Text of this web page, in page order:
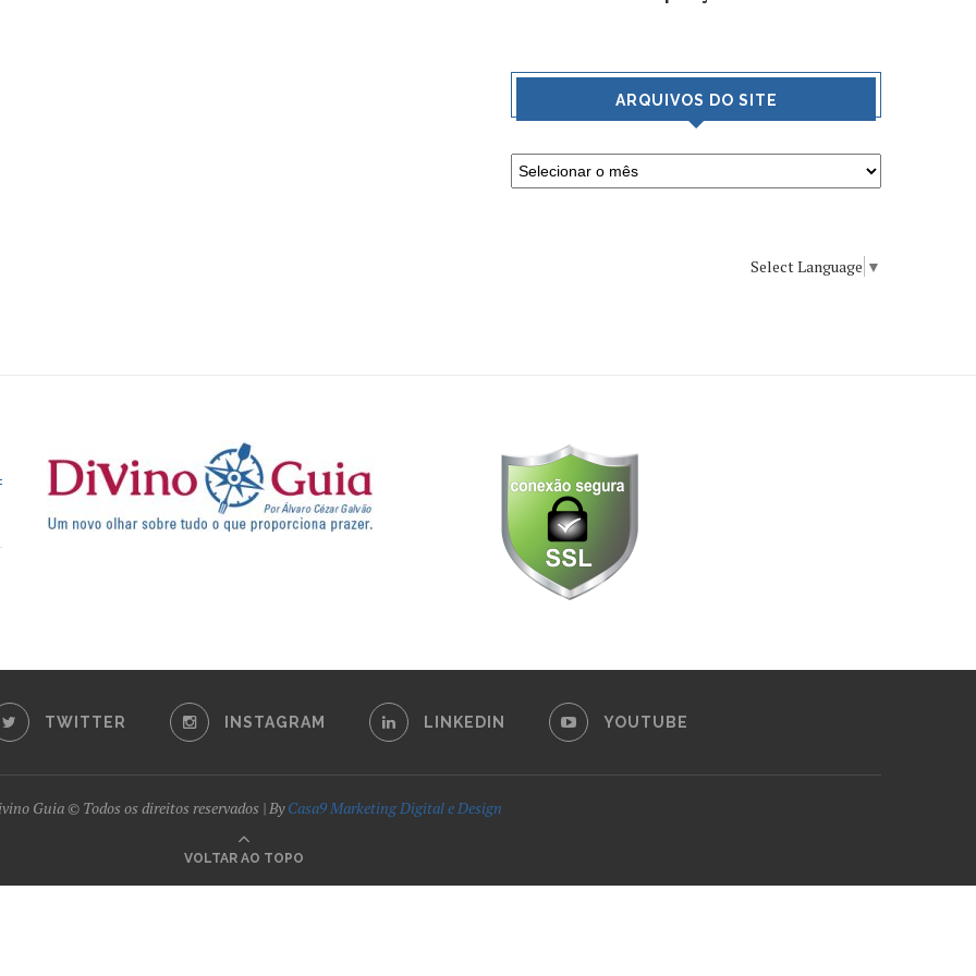
ARQUIVOS DO SITE
Select Language ▼
TWITTER INSTAGRAM LINKEDIN YOUTUBE
Guia © Todos os direitos reservados | ByCasa9 Marketing Digital e Design
VOLTAR AO TOPO